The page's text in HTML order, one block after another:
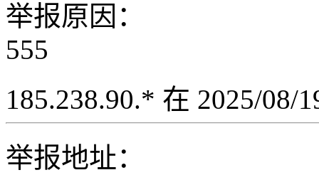
举报原因：
555
185.238.90.* 在 2025/08/
举报地址：